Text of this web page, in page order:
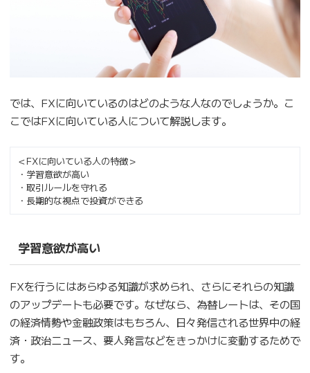
では、FXに向いているのはどのような人なのでしょうか。こ
こではFXに向いている人について解説します。
＜FXに向いている人の特徴＞
・学習意欲が高い
・取引ルールを守れる
・長期的な視点で投資ができる
学習意欲が高い
FXを行うにはあらゆる知識が求められ、さらにそれらの知識
のアップデートも必要です。なぜなら、為替レートは、その国
の経済情勢や金融政策はもちろん、日々発信される世界中の経
済・政治ニュース、要人発言などをきっかけに変動するためで
す。